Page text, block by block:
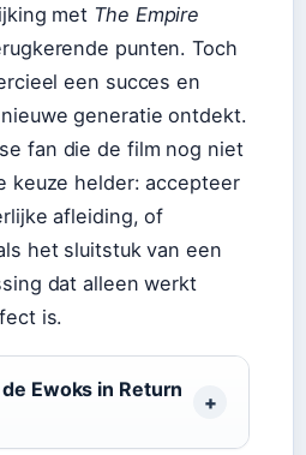
met The Empire
punten. Toch
een succes en
generatie ontdekt.
fan die de film nog niet
keuze helder: accepteer
afleiding, of
het sluitstuk van een
dat alleen werkt
is.
Ewoks in Return